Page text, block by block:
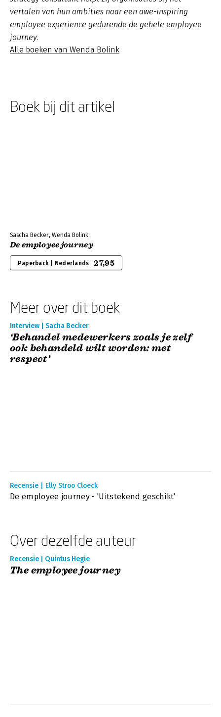
vertalen van hun ambities naar een awe-inspiring
employee experience gedurende de gehele employee
journey.
Alle boeken van Wenda Bolink
Boek bij dit artikel
Sascha Becker, Wenda Bolink
De employee journey
Paperback | Nederlands 27,95
Meer over dit boek
Interview | Sacha Becker
‘Behandel medewerkers zoals je zelf
ook behandeld wilt worden: met
respect’
Recensie | Elly Stroo Cloeck
De employee journey - 'Uitstekend geschikt'
Over dezelfde auteur
Recensie | Quintus Hegie
The employee journey